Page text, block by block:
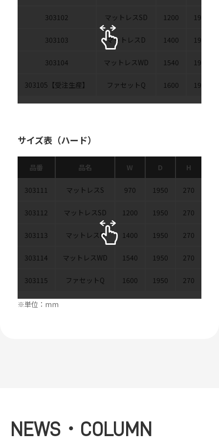
303102 マットレスSD 1200 1950
303103 マットレスD 1400 1950
303104 マットレスWD 1540 1950
303105【受注生産】 ファセットQ 1600 1950
サイズ表（ハード）
品番 品名 W D H
303111 マットレスS 970 1950 270
303112 マットレスSD 1200 1950 270
303113 マットレスD 1400 1950 270
303114 マットレスWD 1540 1950 270
303115 ファセットQ 1600 1950 270
※単位：mm
NEWS・COLUMN